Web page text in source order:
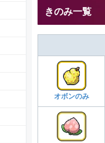
きのみ一覧
オボンのみ